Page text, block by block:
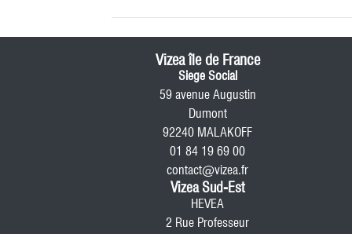
Vizea île de France
Siege Social
59 avenue Augustin
Dumont
92240 MALAKOFF
01 84 19 69 00
contact@vizea.fr
Vizea Sud-Est
HEVEA
2 Rue Professeur